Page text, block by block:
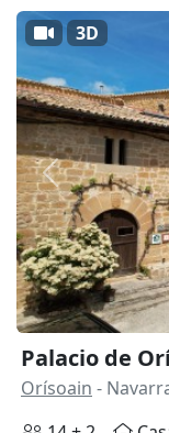
Anterior
3D
Palacio de
Orísoain -